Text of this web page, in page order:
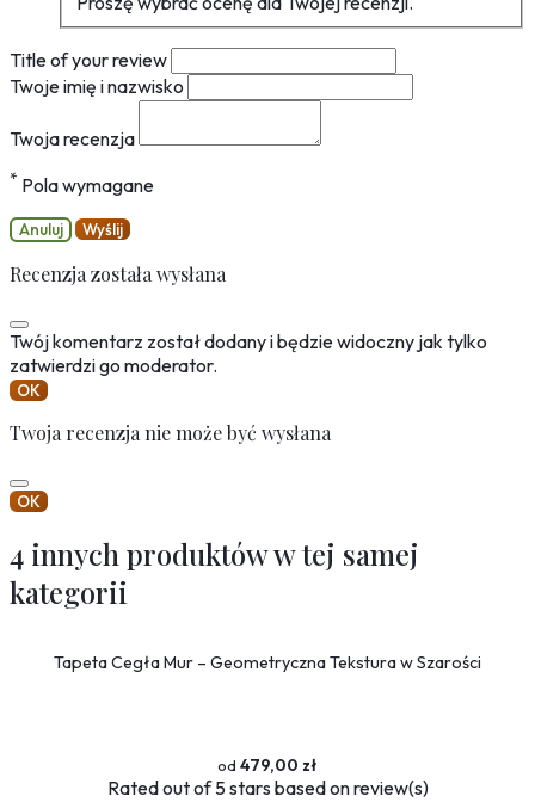
Title of your review
Twoje imię i nazwisko
Twoja recenzja
* Pola wymagane
Anuluj Wyślij
Recenzja została wysłana
Twój komentarz został dodany i będzie widoczny jak tylko
zatwierdzi go moderator.
OK
Twoja recenzja nie może być wysłana
OK
4 innych produktów w tej samej
kategorii
Tapeta Cegła Mur – Geometryczna Tekstura w Szarości
479,00 zł
Ratedout of 5 stars based onreview(s)